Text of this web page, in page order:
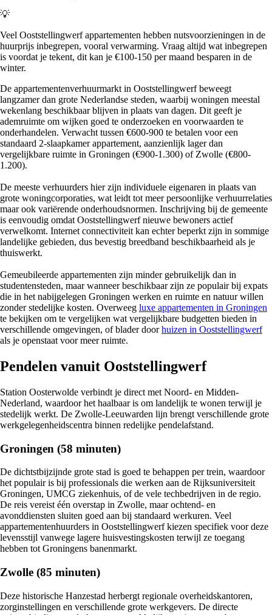
💡
Veel Ooststellingwerf appartementen hebben nutsvoorzieningen in de
huurprijs inbegrepen, vooral verwarming. Vraag altijd wat inbegrepen
is voordat je tekent, dit kan je €100-150 per maand besparen in de
winter.
De appartementenverhuurmarkt in Ooststellingwerf beweegt
langzamer dan grote Nederlandse steden, waarbij woningen meestal
wekenlang beschikbaar blijven in plaats van dagen. Dit geeft je
ademruimte om wijken goed te onderzoeken en voorwaarden te
onderhandelen. Verwacht tussen €600-900 te betalen voor een
standaard 2-slaapkamer appartement, aanzienlijk lager dan
vergelijkbare ruimte in Groningen (€900-1.300) of Zwolle (€800-
1.200).
De meeste verhuurders hier zijn individuele eigenaren in plaats van
grote woningcorporaties, wat leidt tot meer persoonlijke verhuurrelaties
maar ook variërende onderhoudsnormen. Inschrijving bij de gemeente
is eenvoudig omdat Ooststellingwerf nieuwe bewoners actief
verwelkomt. Internet connectiviteit kan echter beperkt zijn in sommige
landelijke gebieden, dus bevestig breedband beschikbaarheid als je
thuiswerkt.
Gemeubileerde appartementen zijn minder gebruikelijk dan in
studentensteden, maar wanneer beschikbaar zijn ze populair bij expats
die in het nabijgelegen Groningen werken en ruimte en natuur willen
zonder stedelijke kosten. Overweeg luxe appartementen in Groningen
te bekijken om te vergelijken wat vergelijkbare budgetten bieden in
verschillende omgevingen, of blader doorhuizen in Ooststellingwerf
als je openstaat voor meer ruimte.
Pendelen vanuit Ooststellingwerf
Station Oosterwolde verbindt je direct met Noord- en Midden-
Nederland, waardoor het haalbaar is om landelijk te wonen terwijl je
stedelijk werkt. De Zwolle-Leeuwarden lijn brengt verschillende grote
werkgelegenheidscentra binnen redelijke pendelafstand.
Groningen (58 minuten)
De dichtstbijzijnde grote stad is goed te behappen per trein, waardoor
het populair is bij professionals die werken aan de Rijksuniversiteit
Groningen, UMCG ziekenhuis, of de vele techbedrijven in de regio.
De reis vereist één overstap in Zwolle, maar ochtend- en
avonddiensten sluiten goed aan bij standaard werkuren. Veel
appartementenhuurders in Ooststellingwerf kiezen specifiek voor deze
levensstijl vanwege lagere huisvestingskosten terwijl ze toegang
hebben tot Groningens banenmarkt.
Zwolle (85 minuten)
Deze historische Hanzestad herbergt regionale overheidskantoren,
zorginstellingen en verschillende grote werkgevers. De directe